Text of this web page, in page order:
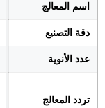
اسم المعالج
دقة التصنيع
عدد الأنوية
تردد المعالج